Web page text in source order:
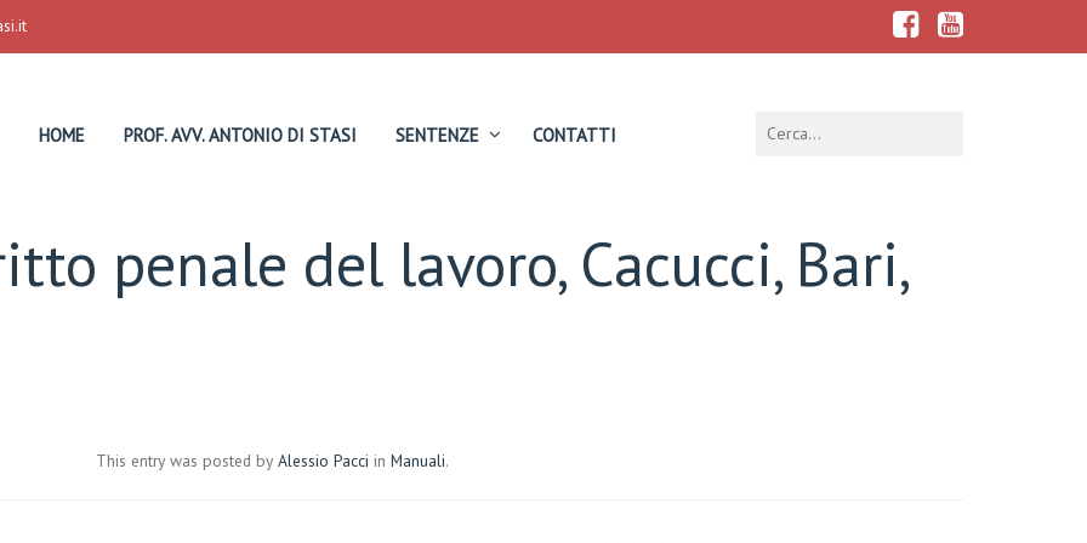
HOME PROF. AVV. ANTONIO DI STASI SENTENZE CONTATTI
penale del lavoro, Cacucci, Bari,
This entry was posted by Alessio Pacci in Manuali.